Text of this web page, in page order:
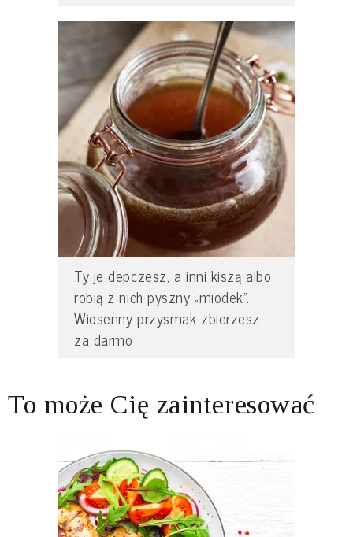
Ty je depczesz, a inni kiszą albo
robią z nich pyszny „miodek”.
Wiosenny przysmak zbierzesz
za darmo
To może Cię zainteresować